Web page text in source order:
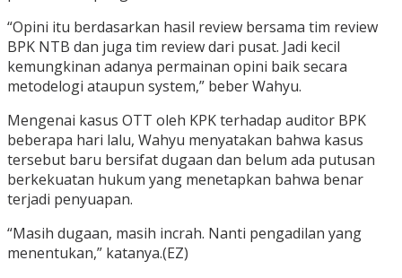
“Opini itu berdasarkan hasil review bersama tim review
BPK NTB dan juga tim review dari pusat. Jadi kecil
kemungkinan adanya permainan opini baik secara
metodelogi ataupun system,” beber Wahyu.
Mengenai kasus OTT oleh KPK terhadap auditor BPK
beberapa hari lalu, Wahyu menyatakan bahwa kasus
tersebut baru bersifat dugaan dan belum ada putusan
berkekuatan hukum yang menetapkan bahwa benar
terjadi penyuapan.
“Masih dugaan, masih incrah. Nanti pengadilan yang
menentukan,” katanya.(EZ)